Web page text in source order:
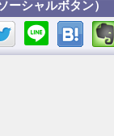
ーシャルボタン）